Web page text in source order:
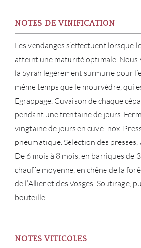
NOTES DE VINIFICATION
Les vendanges s’effectuent lorsque
atteint une maturité optimale. Nous
la Syrah légèrement surmûrie pour
même temps que le mourvèdre, qui
Egrappage. Cuvaison de chaque
pendant une trentaine de jours.
vingtaine de jours en cuve Inox.
pneumatique. Sélection des presses,
De 6 mois à 8 mois, en barriques de
chauffe moyenne, en chêne de la
de l’Allier et des Vosges. Soutirage,
bouteille.
NOTES VITICOLES